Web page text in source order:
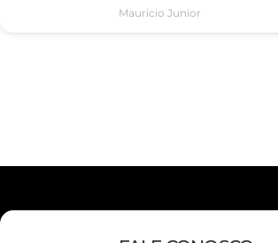
Mauricio Junior